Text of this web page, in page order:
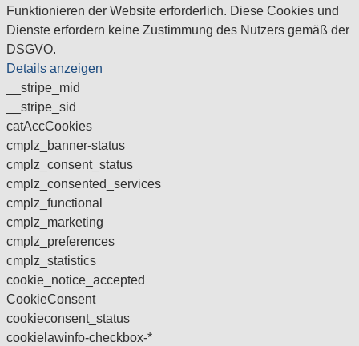
Funktionieren der Website erforderlich. Diese Cookies und
Dienste erfordern keine Zustimmung des Nutzers gemäß der
DSGVO.
Details anzeigen
__stripe_mid
__stripe_sid
catAccCookies
cmplz_banner-status
cmplz_consent_status
cmplz_consented_services
cmplz_functional
cmplz_marketing
cmplz_preferences
cmplz_statistics
cookie_notice_accepted
CookieConsent
cookieconsent_status
cookielawinfo-checkbox-*